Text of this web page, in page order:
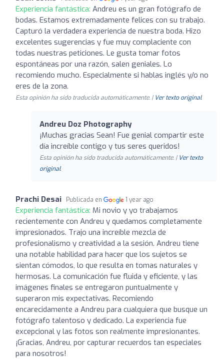
Experiencia fantástica: Andreu es un gran fotógrafo de
bodas. Estamos extremadamente felices con su trabajo.
Capturó la verdadera experiencia de nuestra boda. Hizo
excelentes sugerencias y fue muy complaciente con
todas nuestras peticiones. Le gusta tomar fotos
espontáneas por una razón, salen geniales. Lo
recomiendo mucho. Especialmente si hablas inglés y/o no
eres de la zona.
Esta opinión ha sido traducida automáticamente. | Ver texto original
Andreu Doz Photography
¡Muchas gracias Sean! Fue genial compartir este
día increíble contigo y tus seres queridos!
Esta opinión ha sido traducida automáticamente. | Ver texto
original
Prachi Desai Publicada en 1 year ago
Experiencia fantástica: Mi novio y yo trabajamos
recientemente con Andreu y quedamos completamente
impresionados. Trajo una increíble mezcla de
profesionalismo y creatividad a la sesión. Andreu tiene
una notable habilidad para hacer que los sujetos se
sientan cómodos, lo que resulta en tomas naturales y
hermosas. La comunicación fue fluida y eficiente, y las
imágenes finales se entregaron puntualmente y
superaron mis expectativas. Recomiendo
encarecidamente a Andreu para cualquiera que busque un
fotógrafo talentoso y dedicado. La experiencia fue
excepcional y las fotos son realmente impresionantes.
¡Gracias, Andreu, por capturar recuerdos tan especiales
para nosotros!